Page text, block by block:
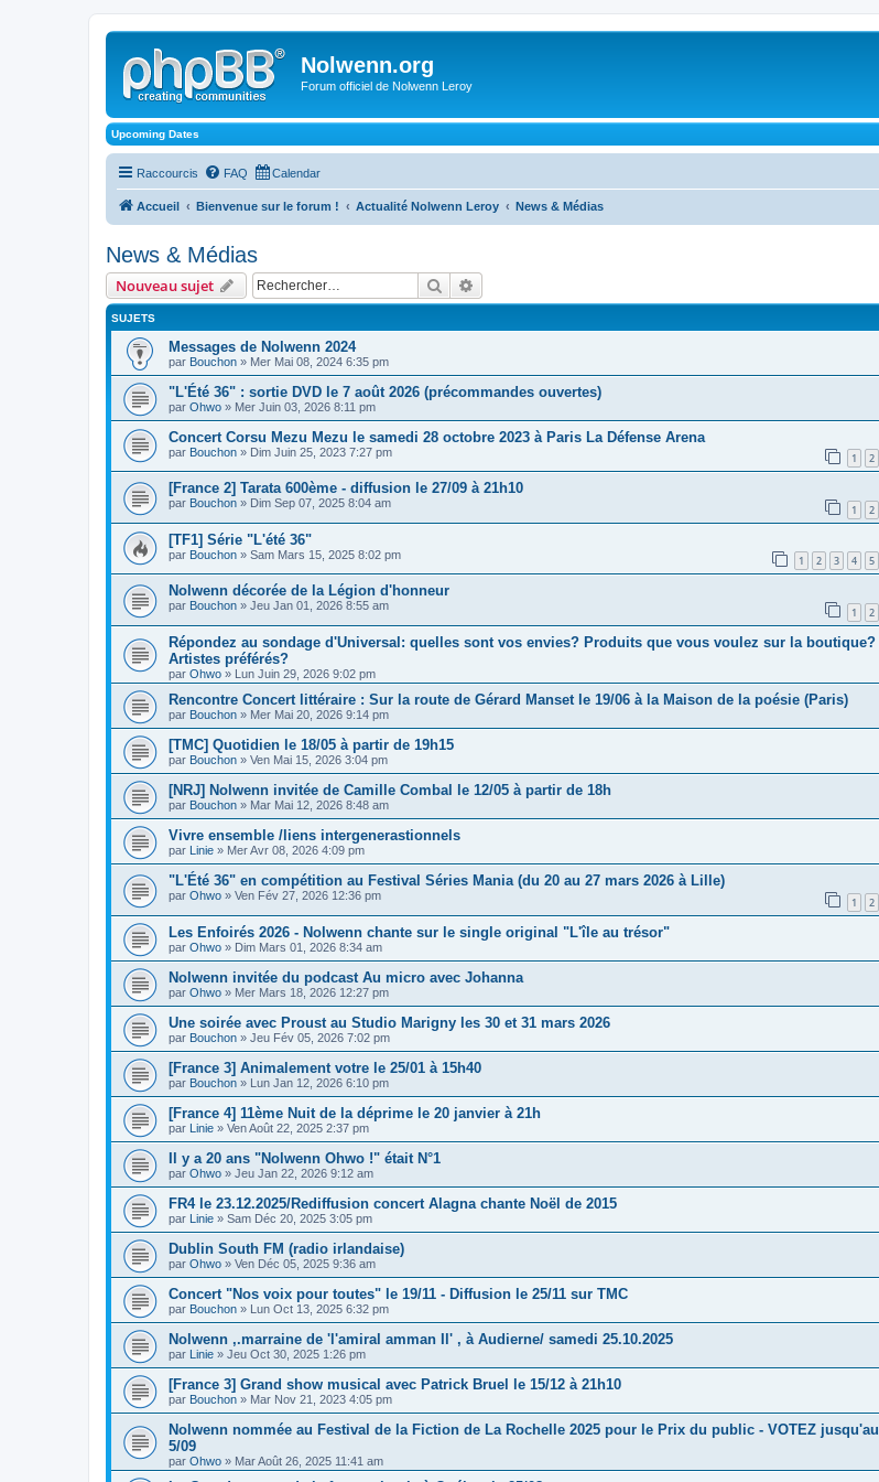
Nolwenn.org
Forum officiel de Nolwenn Leroy
Upcoming Dates
Raccourcis FAQ Calendar
Accueil Bienvenue sur le forum ! Actualité Nolwenn Leroy News & Médias
News & Médias
Nouveau sujet Rechercher
SUJETS
Messages de Nolwenn 2024
par Bouchon » Mer Mai 08, 2024 6:35 pm
"L'Été 36" : sortie DVD le 7 août 2026 (précommandes ouvertes)
par Ohwo » Mer Juin 03, 2026 8:11 pm
Concert Corsu Mezu Mezu le samedi 28 octobre 2023 à Paris La Défense Arena
par Bouchon » Dim Juin 25, 2023 7:27 pm 1 2
[France 2] Tarata 600ème - diffusion le 27/09 à 21h10
par Bouchon » Dim Sep 07, 2025 8:04 am 1 2
[TF1] Série "L'été 36"
par Bouchon » Sam Mars 15, 2025 8:02 pm 1 2 3 4 5
Nolwenn décorée de la Légion d'honneur
par Bouchon » Jeu Jan 01, 2026 8:55 am 1 2
Répondez au sondage d'Universal: quelles sont vos envies? Produits que vous voulez sur la boutique?
Artistes préférés?
par Ohwo » Lun Juin 29, 2026 9:02 pm
Rencontre Concert littéraire : Sur la route de Gérard Manset le 19/06 à la Maison de la poésie (Paris)
par Bouchon » Mer Mai 20, 2026 9:14 pm
[TMC] Quotidien le 18/05 à partir de 19h15
par Bouchon » Ven Mai 15, 2026 3:04 pm
[NRJ] Nolwenn invitée de Camille Combal le 12/05 à partir de 18h
par Bouchon » Mar Mai 12, 2026 8:48 am
Vivre ensemble /liens intergenerastionnels
par Linie » Mer Avr 08, 2026 4:09 pm
"L'Été 36" en compétition au Festival Séries Mania (du 20 au 27 mars 2026 à Lille)
par Ohwo » Ven Fév 27, 2026 12:36 pm 1 2
Les Enfoirés 2026 - Nolwenn chante sur le single original "L'île au trésor"
par Ohwo » Dim Mars 01, 2026 8:34 am
Nolwenn invitée du podcast Au micro avec Johanna
par Ohwo » Mer Mars 18, 2026 12:27 pm
Une soirée avec Proust au Studio Marigny les 30 et 31 mars 2026
par Bouchon » Jeu Fév 05, 2026 7:02 pm
[France 3] Animalement votre le 25/01 à 15h40
par Bouchon » Lun Jan 12, 2026 6:10 pm
[France 4] 11ème Nuit de la déprime le 20 janvier à 21h
par Linie » Ven Août 22, 2025 2:37 pm
Il y a 20 ans "Nolwenn Ohwo !" était N°1
par Ohwo » Jeu Jan 22, 2026 9:12 am
FR4 le 23.12.2025/Rediffusion concert Alagna chante Noël de 2015
par Linie » Sam Déc 20, 2025 3:05 pm
Dublin South FM (radio irlandaise)
par Ohwo » Ven Déc 05, 2025 9:36 am
Concert "Nos voix pour toutes" le 19/11 - Diffusion le 25/11 sur TMC
par Bouchon » Lun Oct 13, 2025 6:32 pm
Nolwenn ,.marraine de 'l'amiral amman Il' , à Audierne/ samedi 25.10.2025
par Linie » Jeu Oct 30, 2025 1:26 pm
[France 3] Grand show musical avec Patrick Bruel le 15/12 à 21h10
par Bouchon » Mar Nov 21, 2023 4:05 pm
Nolwenn nommée au Festival de la Fiction de La Rochelle 2025 pour le Prix du public - VOTEZ jusqu'au
5/09
par Ohwo » Mar Août 26, 2025 11:41 am